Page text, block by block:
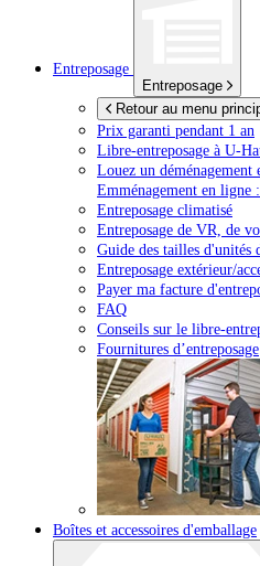
Entreposage
Entreposage
Retour au menu
Prix garanti pendant 1 an
Libre-entreposage à U-
Louez un déménagement
Emménagement en ligne
Entreposage climatisé
Entreposage de VR, de
Guide des tailles d'unités
Entreposage extérieur/
Payer ma facture
FAQ
Conseils sur le libre-
Fournitures d’entreposage
Boîtes et accessoires d'emballage